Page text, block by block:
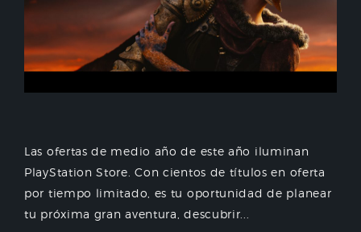
Las ofertas de medio año de este año iluminan
PlayStation Store. Con cientos de títulos en oferta
por tiempo limitado, es tu oportunidad de planear
tu próxima gran aventura, descubrir...